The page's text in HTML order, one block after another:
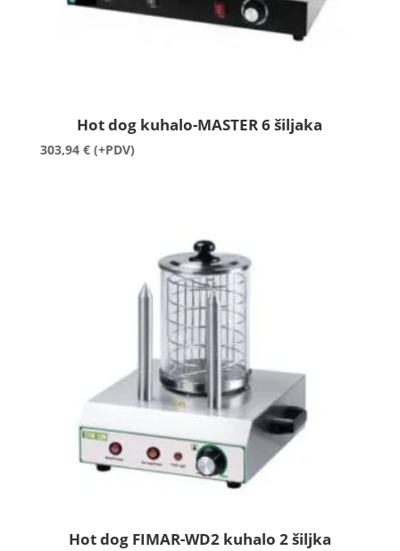
Hot dog kuhalo-MASTER 6 šiljaka
303,94 € (+PDV)
Hot dog FIMAR-WD2 kuhalo 2 šiljka